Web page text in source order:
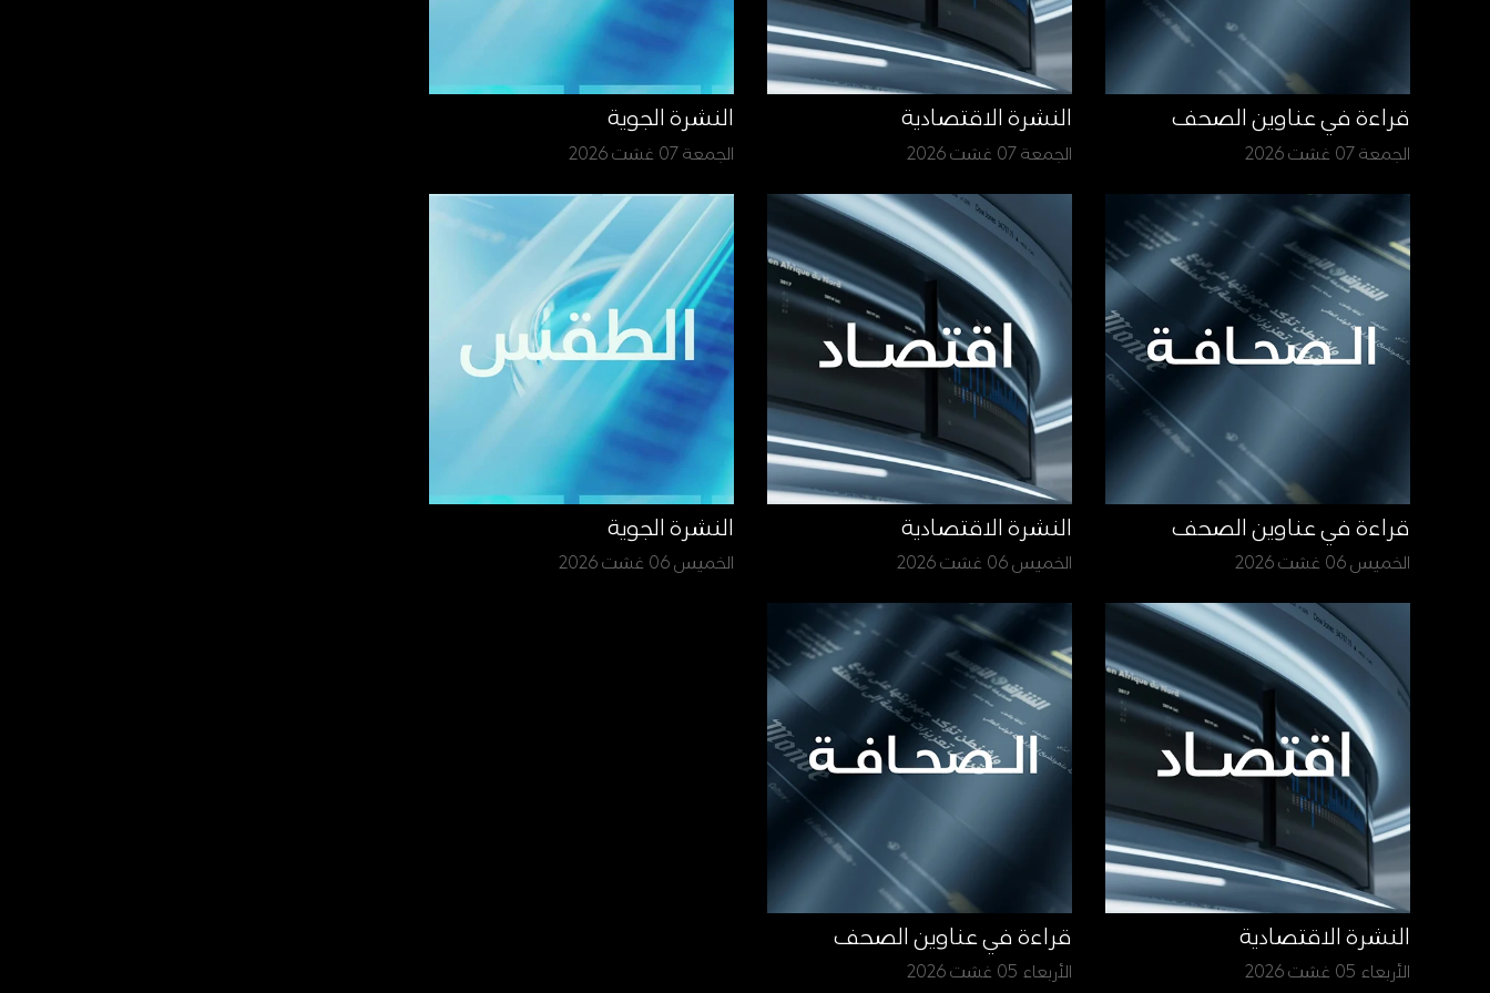
قراءة في عناوين الصحف
الجمعة 07 غشت 2026
النشرة الاقتصادية
الجمعة 07 غشت 2026
النشرة الجوية
الجمعة 07 غشت 2026
قراءة في عناوين الصحف
الخميس 06 غشت 2026
النشرة الاقتصادية
الخميس 06 غشت 2026
النشرة الجوية
الخميس 06 غشت 2026
النشرة الاقتصادية
الأربعاء 05 غشت 2026
قراءة في عناوين الصحف
الأربعاء 05 غشت 2026